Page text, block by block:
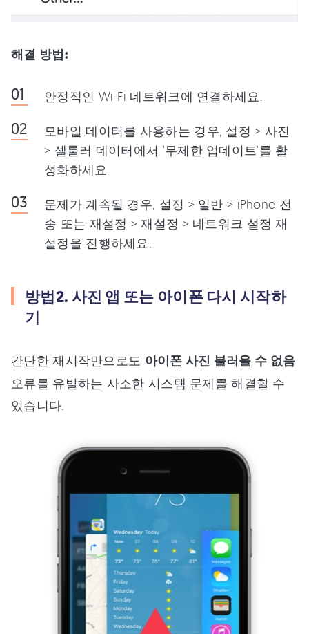
해결 방법:
안정적인 Wi-Fi 네트워크에 연결하세요.
모바일 데이터를 사용하는 경우, 설정 > 사진
> 셀룰러 데이터에서 '무제한 업데이트'를 활
성화하세요.
문제가 계속될 경우, 설정 > 일반 > iPhone 전
송 또는 재설정 > 재설정 > 네트워크 설정 재
설정을 진행하세요.
방법2. 사진 앱 또는 아이폰 다시 시작하
기
간단한 재시작만으로도 아이폰 사진 불러올 수 없음
오류를 유발하는 사소한 시스템 문제를 해결할 수
있습니다.